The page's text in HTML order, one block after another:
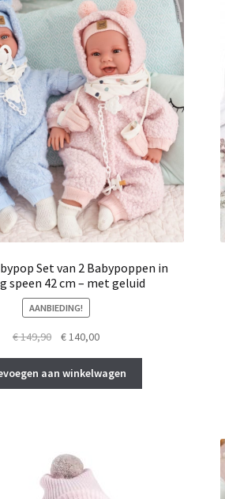
Set van 2 Babypoppen in
speen 42 cm – met geluid
AANBIEDING!
€149,90
Oorspronkelijke
was:
€ 149,90.
€140,00Huidige
is:
€ 140,00.
aan winkelwagen